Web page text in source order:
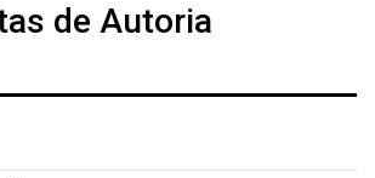
de Autoria